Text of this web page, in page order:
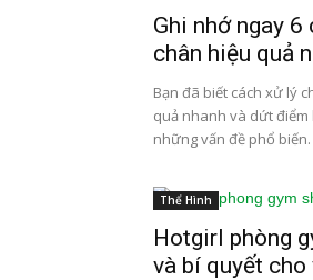
Ghi nhớ ngay
chân hiệu quả
Bạn đã biết cách xử lý
quả nhanh và dứt
những vấn đề phổ biến.
Thể Hình
Hotgirl phòng
và bí quyết